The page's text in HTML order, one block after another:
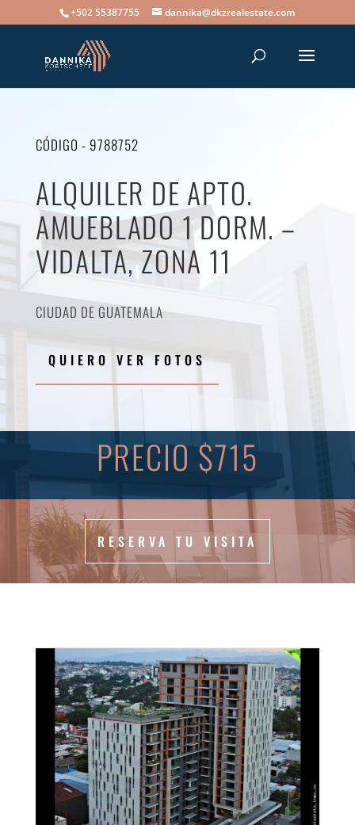
+502 55387755 dannika@dkzrealestate.com
CÓDIGO - 9788752
ALQUILER DE APTO.
AMUEBLADO 1 DORM. –
VIDALTA, ZONA 11
CIUDAD DE GUATEMALA
QUIERO VER FOTOS
PRECIO $715
RESERVA TU VISITA